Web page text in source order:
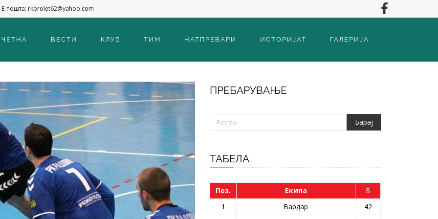
Е-пошта: rkprolet62@yahoo.com
ВЕСТИ КЛУБ ТИМ НАТПРЕВАРИ ИСТОРИЈАТ ГАЛЕРИЈА
ПРЕБАРУВАЊЕ
ТАБЕЛА
Поз. Екипа
Б
1
Вардар
42